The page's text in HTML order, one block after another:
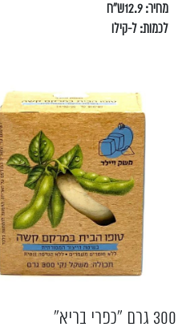
מחיר: 12.9ש"ח
לכמות: ל-קילו
300 גרם "כפרי בריא"